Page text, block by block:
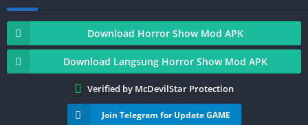
Download Horror Show Mod APK
Download Langsung Horror Show Mod APK
Verified by McDevilStar Protection
Join Telegram for Update GAME